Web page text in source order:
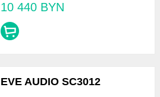
10 440 BYN
EVE AUDIO SC3012